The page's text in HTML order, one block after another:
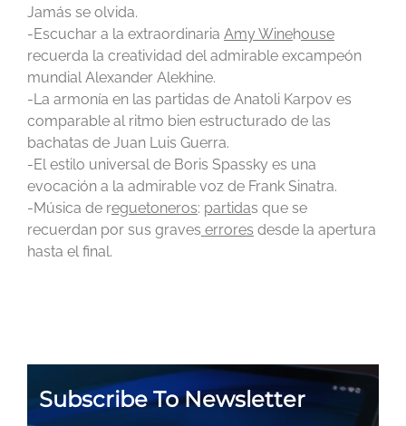
Jamás se olvida.
-Escuchar a la extraordinaria Amy Winehouse
recuerda la creatividad del admirable excampeón
mundial Alexander Alekhine.
-La armonía en las partidas de Anatoli Karpov es
comparable al ritmo bien estructurado de las
bachatas de Juan Luis Guerra.
-El estilo universal de Boris Spassky es una
evocación a la admirable voz de Frank Sinatra.
-Música de reguetoneros: partidas que se
recuerdan por sus graves errores desde la apertura
hasta el final.
Subscribe To Newsletter